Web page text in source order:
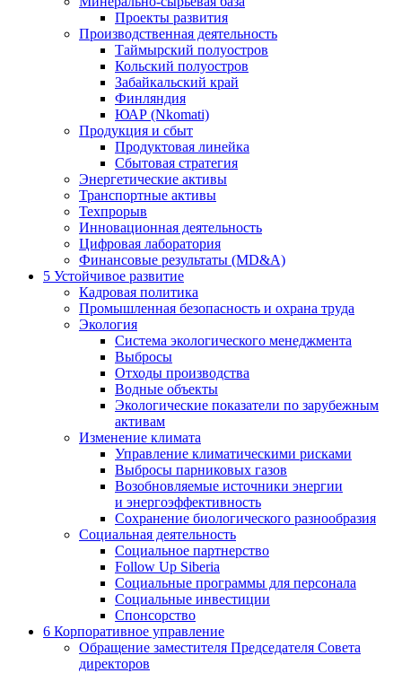
Проекты развития
Производственная деятельность
Таймырский полуостров
Кольский полуостров
Забайкальский край
Финляндия
ЮАР (Nkomati)
Продукция и сбыт
Продуктовая линейка
Сбытовая стратегия
Энергетические активы
Транспортные активы
Техпрорыв
Инновационная деятельность
Цифровая лаборатория
Финансовые результаты (MD&A)
5 Устойчивое развитие
Кадровая политика
Промышленная безопасность и охрана труда
Экология
Система экологического менеджмента
Выбросы
Отходы производства
Водные объекты
Экологические показатели по зарубежным
активам
Изменение климата
Управление климатическими рисками
Выбросы парниковых газов
Возобновляемые источники энергии
и энергоэффективность
Сохранение биологического разнообразия
Социальная деятельность
Социальное партнерство
Follow Up Siberia
Социальные программы для персонала
Социальные инвестиции
Спонсорство
6 Корпоративное управление
Обращение заместителя Председателя Совета
директоров